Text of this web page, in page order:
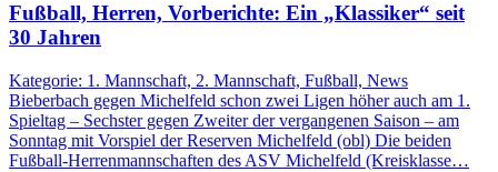
Fußball, Herren, Vorberichte: Ein „Klassiker“ seit
30 Jahren
Kategorie: 1. Mannschaft, 2. Mannschaft, Fußball, News
Bieberbach gegen Michelfeld schon zwei Ligen höher auch am 1.
Spieltag – Sechster gegen Zweiter der vergangenen Saison – am
Sonntag mit Vorspiel der Reserven Michelfeld (obl) Die beiden
Fußball-Herrenmannschaften des ASV Michelfeld (Kreisklasse…